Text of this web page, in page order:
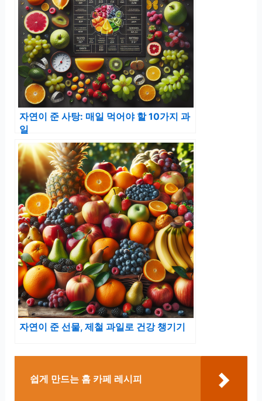
자연이 준 사탕: 매일 먹어야 할 10가지 과
일
자연이 준 선물, 제철 과일로 건강 챙기기
쉽게 만드는 홈 카페 레시피